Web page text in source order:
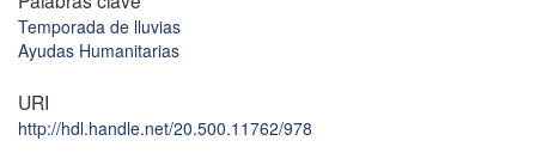
Temporada de lluvias
Ayudas Humanitarias
URI
http://hdl.handle.net/20.500.11762/978